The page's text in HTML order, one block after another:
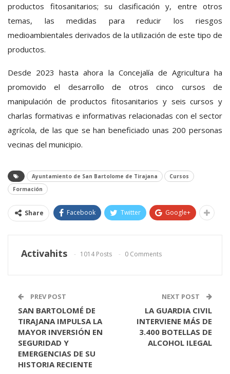
productos fitosanitarios; su clasificación y, entre otros
temas, las medidas para reducir los riesgos
medioambientales derivados de la utilización de este tipo de
productos.
Desde 2023 hasta ahora la Concejalía de Agricultura ha
promovido el desarrollo de otros cinco cursos de
manipulación de productos fitosanitarios y seis cursos y
charlas formativas e informativas relacionadas con el sector
agrícola, de las que se han beneficiado unas 200 personas
vecinas del municipio.
Ayuntamiento de San Bartolome de Tirajana
Cursos
Formación
Share Facebook Twitter Google+
Activahits 1014 Posts 0 Comments
PREV POST
SAN BARTOLOMÉ DE
TIRAJANA IMPULSA LA
MAYOR INVERSIÓN EN
SEGURIDAD Y
EMERGENCIAS DE SU
HISTORIA RECIENTE
NEXT POST
LA GUARDIA CIVIL
INTERVIENE MÁS DE
3.400 BOTELLAS DE
ALCOHOL ILEGAL